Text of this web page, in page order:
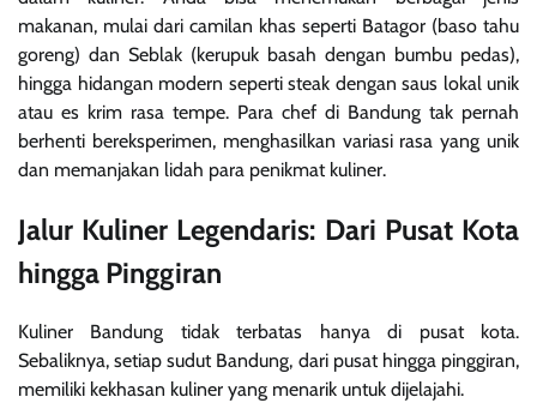
makanan, mulai dari camilan khas seperti Batagor (baso tahu
goreng) dan Seblak (kerupuk basah dengan bumbu pedas),
hingga hidangan modern seperti steak dengan saus lokal unik
atau es krim rasa tempe. Para chef di Bandung tak pernah
berhenti bereksperimen, menghasilkan variasi rasa yang unik
dan memanjakan lidah para penikmat kuliner.
Jalur Kuliner Legendaris: Dari Pusat Kota
hingga Pinggiran
Kuliner Bandung tidak terbatas hanya di pusat kota.
Sebaliknya, setiap sudut Bandung, dari pusat hingga pinggiran,
memiliki kekhasan kuliner yang menarik untuk dijelajahi.